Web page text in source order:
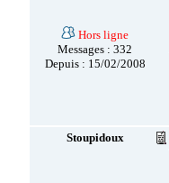
Hors ligne
Messages : 332
Depuis : 15/02/2008
Stoupidoux